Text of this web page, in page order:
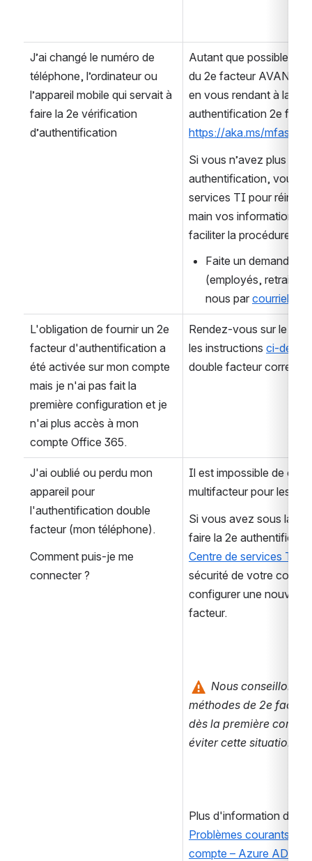
J’ai changé le numéro de
téléphone, l’ordinateur ou
l’appareil mobile qui servait à
faire la 2e vérification
d’authentification
Autant que possible,
du 2e facteur AVANT
en vous rendant à la
https://aka.ms/mfasetup
Si vous n’avez plus
authentification, vous
services TI pour
main vos informations
faciliter la procédure.
Faite un demande
(employés,
nous par courriel
L'obligation de fournir un 2e
facteur d'authentification a
été activée sur mon compte
mais je n'ai pas fait la
première configuration et je
n'ai plus accès à mon
compte Office 365.
Rendez-vous sur le site
les instructions ci-
double facteur
J'ai oublié ou perdu mon
appareil pour
l'authentification double
facteur (mon téléphone).
Comment puis-je me
connecter ?
Il est impossible de
multifacteur pour les
Si vous avez sous la
Centre de services TI
sécurité de votre
configurer une
facteur.
Nous conseillons
méthodes de 2e
dès la première
éviter cette situation.
Plus d'information de
Problèmes courants
compte – Azure AD |